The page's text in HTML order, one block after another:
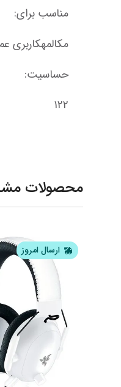
مناسب برای:
مکالمهکاربری
حساسیت:
122
محصولات
ارسال امروز